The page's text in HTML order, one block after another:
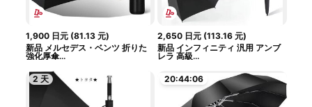
1,900 日元(81.13 元)
新品 メルセデス・ベンツ 折りた
強化厚傘...
2,650 日元 (113.16 元)
新品 インフィニティ 汎用 アンブ
レラ 高級...
2 天 20:44:05